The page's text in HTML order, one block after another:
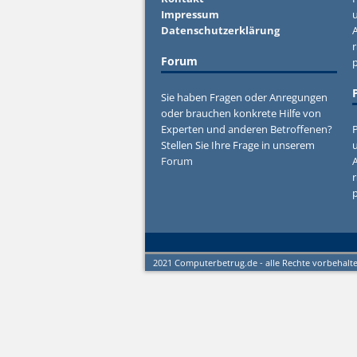
Impressum
Datenschutzerklärung
Forum
Sie haben Fragen oder Anregungen
oder brauchen konkrete Hilfe von
Experten und anderen Betroffenen?
Stellen Sie Ihre Frage in unserem
Forum
2021 Computerbetrug.de - alle Rechte